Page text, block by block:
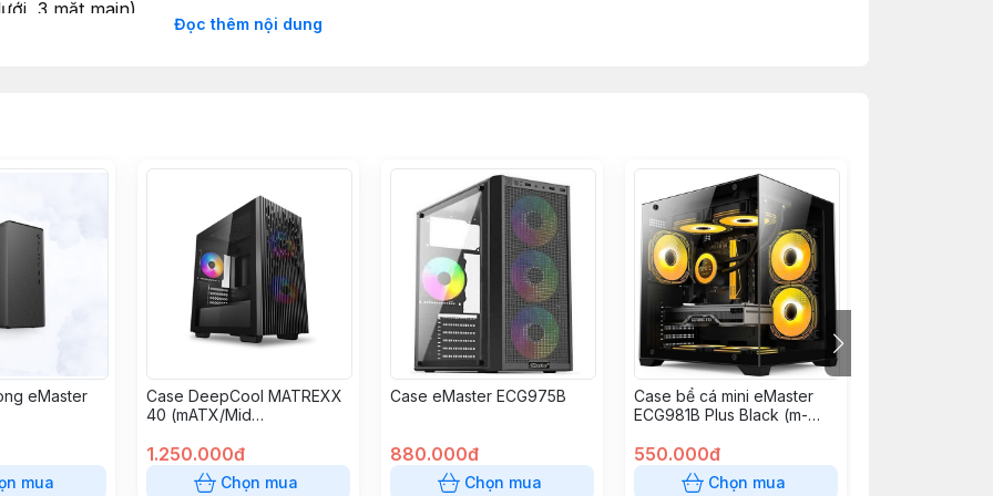
3 mặt main)
Đọc thêm nội dung
eMaster
mua
Case DeepCool MATREXX
40 (mATX/Mid
1.250.000đ
Chọn mua
Case eMaster ECG975B
880.000đ
Chọn mua
Case bể cá mini eMaster
ECG981B Plus Black (m-
Rad 240)
550.000đ
Chọn mua